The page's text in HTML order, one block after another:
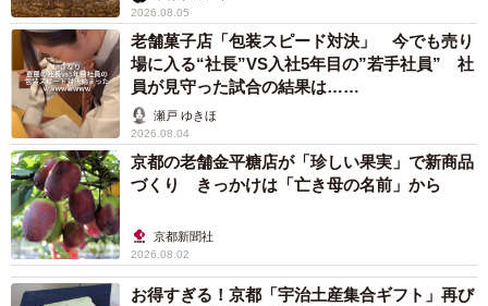
2026.08.05
老舗菓子店「包装スピード対決」 今でも売り
場に入る“社長”VS入社5年目の”若手社員” 社
員が見守った試合の結果は……
瀬戸 ゆきほ
2026.08.04
京都の老舗金平糖店が「珍しい果実」で新商品
づくり きっかけは「亡き母の名前」から
京都新聞社
2026.08.02
お得すぎる！京都「宇治土産集合ギフト」再び